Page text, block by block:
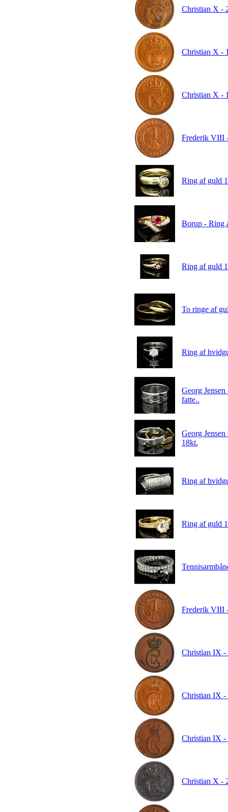
Christian X -
Christian X -
Christian X -
Frederik VIII
Ring af guld
Borup - Ring
Ring af guld
To ringe af
Ring af
Georg
fatte..
Georg
18kt.
Ring af
Ring af guld
Frederik VIII
Christian IX -
Christian IX -
Christian IX -
Christian X -